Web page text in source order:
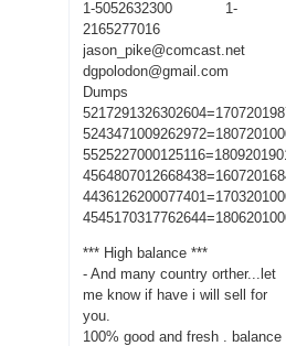
1-5052632300 1-
2165277016
jason_pike@comcast.net
dgpolodon@gmail.com
Dumps
*** High balance ***
- And many country orther...let
me know if have i will sell for
you.
100% good and fresh . balance